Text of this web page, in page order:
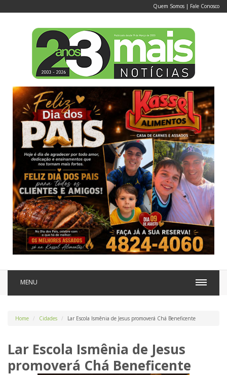
Quem Somos | Fale Conosco
MENU
Home Cidades Lar Escola Ismênia de Jesus promoverá Chá Beneficente
Lar Escola Ismênia de Jesus
promoverá Chá Beneficente